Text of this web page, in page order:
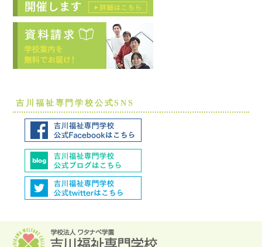
吉川福祉専門学校公式SNS